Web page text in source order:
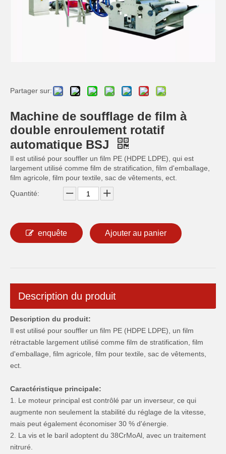
Partager sur:
Machine de soufflage de film à
double enroulement rotatif
automatique BSJ
Il est utilisé pour souffler un film PE (HDPE LDPE), qui est
largement utilisé comme film de stratification, film d'emballage,
film agricole, film pour textile, sac de vêtements, ect.
Quantité:
enquête Ajouter au panier
Description du produit
Description du produit:
Il est utilisé pour souffler un film PE (HDPE LDPE), un film
rétractable largement utilisé comme film de stratification, film
d'emballage, film agricole, film pour textile, sac de vêtements,
ect.
Caractéristique principale:
1. Le moteur principal est contrôlé par un inverseur, ce qui
augmente non seulement la stabilité du réglage de la vitesse,
mais peut également économiser 30 % d'énergie.
2. La vis et le baril adoptent du 38CrMoAl, avec un traitement
nitruré.